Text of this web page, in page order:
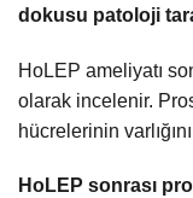
dokusu patoloji
HoLEP ameliyatı
olarak incelenir.
hücrelerinin
HoLEP sonrası